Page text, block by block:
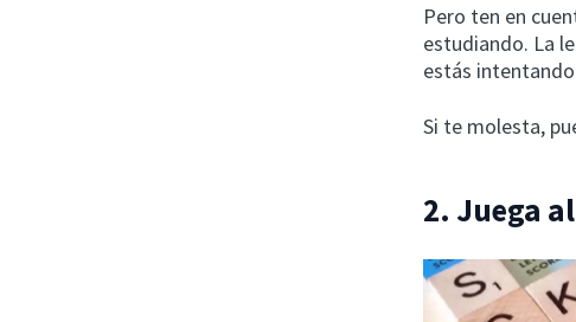
Pero ten en
estudiando. La
estás
Si te molesta,
2. Juega al